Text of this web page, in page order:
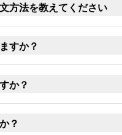
方法を教えてください
すか？
か？
？